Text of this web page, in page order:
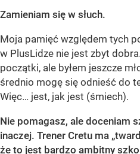
Zamieniam się w słuch.
Moja pamięć względem tych
w PlusLidze nie jest zbyt
początki, ale byłem jeszcze
średnio mogę się odnieść do
Więc… jest, jak jest (śmiech).
Nie pomagasz, ale doceniam
inaczej. Trener Cretu ma
że to jest bardzo ambitny